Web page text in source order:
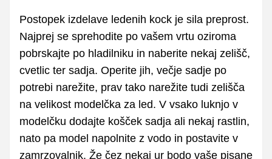
Postopek izdelave ledenih kock je sila preprost.
Najprej se sprehodite po vašem vrtu oziroma
pobrskajte po hladilniku in naberite nekaj zelišč,
cvetlic ter sadja. Operite jih, večje sadje po
potrebi narežite, prav tako narežite tudi zelišča
na velikost modelčka za led. V vsako luknjo v
modelčku dodajte košček sadja ali nekaj rastlin,
nato pa model napolnite z vodo in postavite v
zamrzovalnik. Že čez nekaj ur bodo vaše pisane